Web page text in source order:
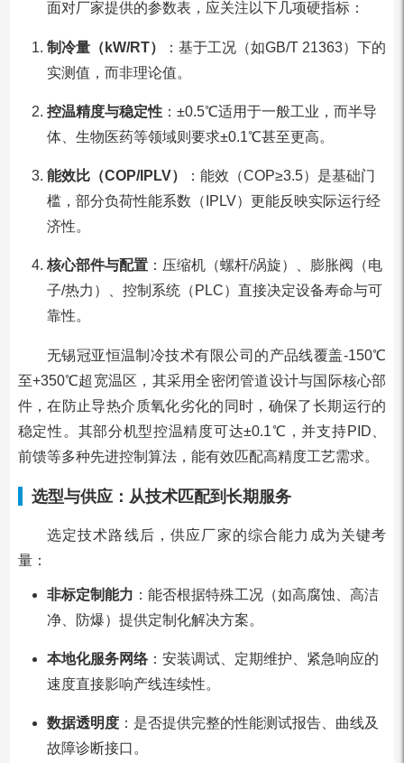
面对厂家提供的参数表，应关注以下几项硬指标：
制冷量（kW/RT）
：基于工况（如GB/T 21363）下的
实测值，而非理论值。
控温精度与稳定性：±0.5℃适用于一般工业，而半导
体、生物医药等领域则要求±0.1℃甚至更高。
能效比（COP/IPLV）
：能效（COP≥3.5）是基础门
槛，部分负荷性能系数（IPLV）更能反映实际运行经
济性。
核心部件与配置：压缩机（螺杆/涡旋）、膨胀阀（电
子/热力）、控制系统（PLC）直接决定设备寿命与可
靠性。
无锡冠亚恒温制冷技术有限公司的产品线覆盖-150℃
至+350℃超宽温区，其采用全密闭管道设计与国际核心部
件，在防止导热介质氧化劣化的同时，确保了长期运行的
稳定性。其部分机型控温精度可达±0.1℃，并支持PID、
前馈等多种先进控制算法，能有效匹配高精度工艺需求。
选型与供应：从技术匹配到长期服务
选定技术路线后，供应厂家的综合能力成为关键考
量：
非标定制能力 ：能否根据特殊工况（如高腐蚀、高洁
净、防爆）提供定制化解决方案。
本地化服务网络：安装调试、定期维护、紧急响应的
速度直接影响产线连续性。
数据透明度：是否提供完整的性能测试报告、曲线及
故障诊断接口。